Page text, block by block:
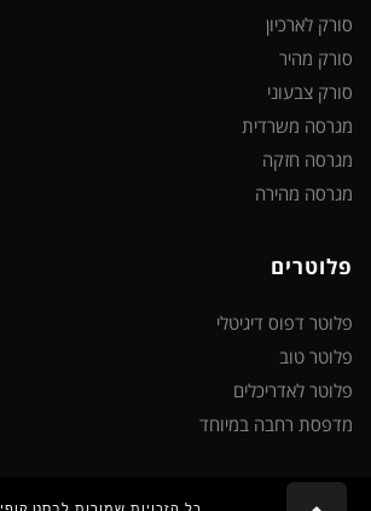
סורק לארכיון
סורק מהיר
סורק צבעוני
מגרסה משרדית
מגרסה חזקה
מגרסה מהירה
פלוטרים
פלוטר דפוס דיגיטלי
פלוטר טוב
פלוטר לאדריכלים
מדפסת רחבה במיוחד